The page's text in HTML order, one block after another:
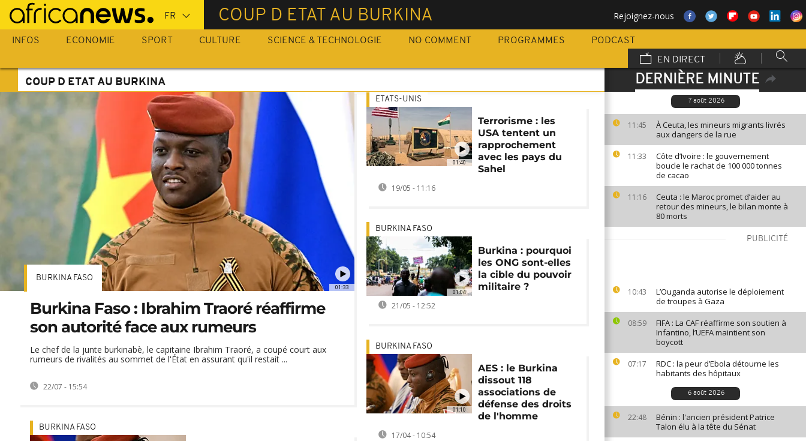
Passer
au
contenu
COUP D ETAT AU BURKINA Rejoignez-nous
INFOS ECONOMIE SPORT CULTURE SCIENCE & TECHNOLOGIE NO COMMENT PROGRAMMES
PODCAST
EN DIRECT
DERNIÈRE MINUTE
7 août 2026
11:45
À Ceuta, les mineurs migrants livrés
aux dangers de la rue
11:33
Côte d’Ivoire : le gouvernement
boucle le rachat de 100 000 tonnes
de cacao
11:16
Ceuta : le Maroc promet d’aider au
retour des mineurs, le bilan monte à
80 morts
PUBLICITÉ
10:43
L’Ouganda autorise le déploiement
de troupes à Gaza
08:59
FIFA : La CAF réaffirme son soutien à
Infantino, l’UEFA maintient son
boycott
07:17
RDC : la peur d’Ebola détourne les
habitants des hôpitaux
6 août 2026
22:48
Bénin : l'ancien président Patrice
Talon élu à la tête du Sénat
COUP D ETAT AU BURKINA
01:33
BURKINA FASO
Burkina Faso : Ibrahim Traoré réaffirme
son autorité face aux rumeurs
Le chef de la junte burkinabè, le capitaine Ibrahim Traoré, a coupé court aux
rumeurs de rivalités au sommet de l'État en assurant qu'il restait ...
22/07 - 15:54
BURKINA FASO
01:40
ETATS-UNIS
Terrorisme : les
USA tentent un
rapprochement
avec les pays du
Sahel
19/05 - 11:16
01:04
BURKINA FASO
Burkina : pourquoi
les ONG sont-elles
la cible du pouvoir
militaire ?
21/05 - 12:52
01:10
BURKINA FASO
AES : le Burkina
dissout 118
associations de
défense des droits
de l'homme
17/04 - 10:54